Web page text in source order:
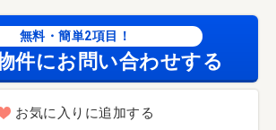
無料・簡単2項目！
件にお問い合わせする
お気に入りに追加する